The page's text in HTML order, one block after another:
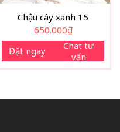
Chậu cây xanh 15
650.000₫
Đặt ngay
Chat tư
vấn